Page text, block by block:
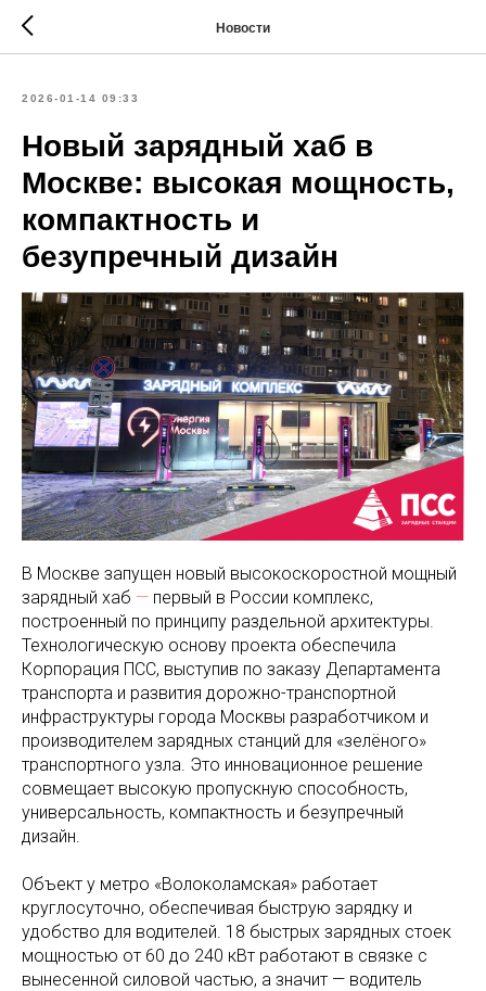
Новости
2026-01-14 09:33
Новый зарядный хаб в
Москве: высокая мощность,
компактность и
безупречный дизайн
В Москве запущен новый высокоскоростной мощный
зарядный хаб — первый в России комплекс,
построенный по принципу раздельной архитектуры.
Технологическую основу проекта обеспечила
Корпорация ПСС, выступив по заказу Департамента
транспорта и развития дорожно-транспортной
инфраструктуры города Москвы разработчиком и
производителем зарядных станций для «зелёного»
транспортного узла. Это инновационное решение
совмещает высокую пропускную способность,
универсальность, компактность и безупречный
дизайн.
Объект у метро «Волоколамская» работает
круглосуточно, обеспечивая быструю зарядку и
удобство для водителей. 18 быстрых зарядных стоек
мощностью от 60 до 240 кВт работают в связке с
вынесенной силовой частью, а значит — водитель